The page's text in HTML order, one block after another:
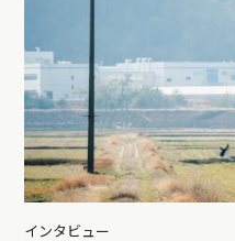
インタビュー